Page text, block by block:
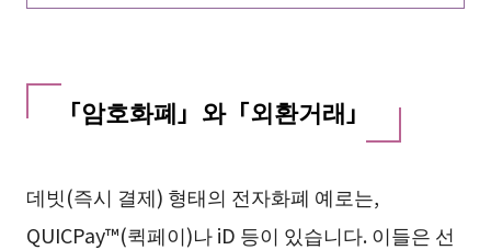
「암호화폐」와「외환거래」
데빗(즉시 결제) 형태의 전자화폐 예로는,
QUICPay™(퀵페이)나 iD 등이 있습니다. 이들은 선